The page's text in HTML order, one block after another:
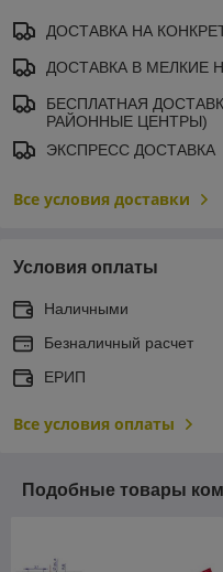
ДОСТАВКА НА
ДОСТАВКА В МЕЛКИЕ
БЕСПЛАТНАЯ
РАЙОННЫЕ ЦЕНТРЫ)
ЭКСПРЕСС ДОСТАВКА
Все условия доставки
Условия оплаты
Наличными
Безналичный расчет
ЕРИП
Все условия оплаты
Подобные товары